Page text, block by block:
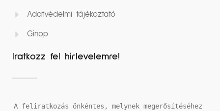
Adatvédelmi tájékoztató
Ginop
Iratkozz fel hírlevelemre!
A feliratkozás önkéntes, melynek megerősítéséhez